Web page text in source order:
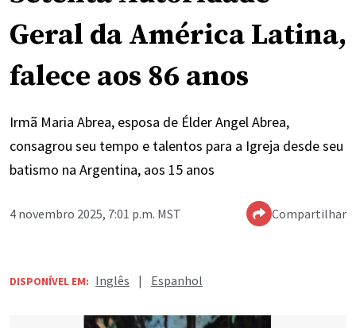
Geral da América Latina,
falece aos 86 anos
Irmã Maria Abrea, esposa de Élder Angel Abrea,
consagrou seu tempo e talentos para a Igreja desde seu
batismo na Argentina, aos 15 anos
4 novembro 2025, 7:01 p.m. MST Compartilhar
DISPONÍVEL EM: Inglês | Espanhol